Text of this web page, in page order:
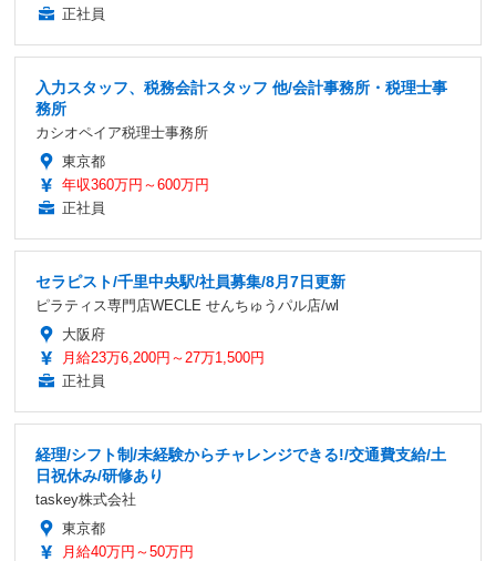
正社員
入力スタッフ、税務会計スタッフ 他/会計事務所・税理士事
務所
カシオペイア税理士事務所
東京都
年収360万円～600万円
正社員
セラピスト/千里中央駅/社員募集/8月7日更新
ピラティス専門店WECLE せんちゅうパル店/wl
大阪府
月給23万6,200円～27万1,500円
正社員
経理/シフト制/未経験からチャレンジできる!/交通費支給/土
日祝休み/研修あり
taskey株式会社
東京都
月給40万円～50万円